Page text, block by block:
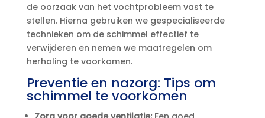
de oorzaak van het vochtprobleem vast te
stellen.​ Hierna gebruiken we gespecialiseerde
technieken om de schimmel effectief te
verwijderen en nemen we maatregelen om
herhaling te voorkomen.​
Preventie en nazorg: Tips om
schimmel te voorkomen